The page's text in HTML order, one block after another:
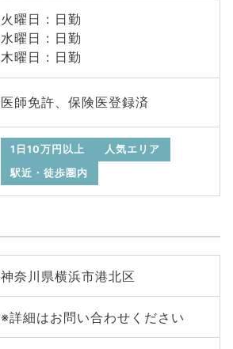
火曜日 : 日勤
水曜日 : 日勤
木曜日 : 日勤
医師免許、保険医登録済
1日10万円以上
人気エリア
駅近・徒歩圏内
神奈川県横浜市港北区
※詳細はお問い合わせください